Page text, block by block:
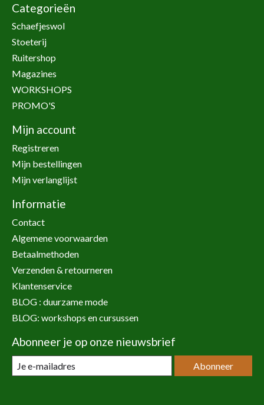
Categorieën
Schaefjeswol
Stoeterij
Ruitershop
Magazines
WORKSHOPS
PROMO'S
Mijn account
Registreren
Mijn bestellingen
Mijn verlanglijst
Informatie
Contact
Algemene voorwaarden
Betaalmethoden
Verzenden & retourneren
Klantenservice
BLOG : duurzame mode
BLOG: workshops en cursussen
Abonneer je op onze nieuwsbrief
Abonneer